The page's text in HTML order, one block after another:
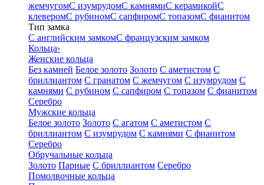
жемчугомС изумрудомС камнямиС керамикойС
клеверомС рубиномС сапфиромС топазомС фианитом
Тип замка
С английским замкомС французским замком
Кольца›
Женские кольца
Без камней Белое золото Золото С аметистом С
бриллиантом С гранатом С жемчугом С изумрудом С
камнями С рубином С сапфиром С топазом С фианитом
Серебро
Мужские кольца
Белое золото Золото С агатом С аметистом С
бриллиантом С изумрудом С камнями С фианитом
Серебро
Обручальные кольца
Золото Парные С бриллиантом Серебро
Помолвочные кольца